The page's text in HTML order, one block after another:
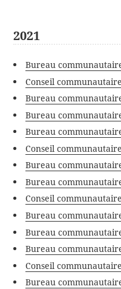
2021
Bureau
Conseil
Bureau
Bureau
Bureau
Conseil
Bureau
Bureau
Conseil
Bureau
Bureau
Bureau
Conseil
Bureau